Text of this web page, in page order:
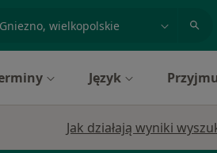
Język
Jak działają wyniki